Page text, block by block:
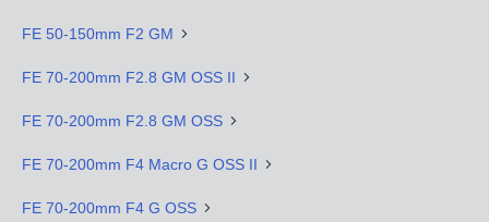
FE 50-150mm F2 GM
FE 70-200mm F2.8 GM OSS II
FE 70-200mm F2.8 GM OSS
FE 70-200mm F4 Macro G OSS II
FE 70-200mm F4 G OSS